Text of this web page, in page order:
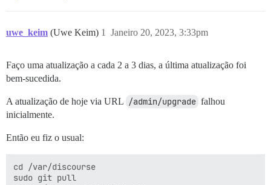
uwe_keim (Uwe Keim) Janeiro 20, 2023, 3:33pm
1
Faço uma atualização a cada 2 a 3 dias, a última atualização foi
bem-sucedida.
A atualização de hoje via URL /admin/upgrade falhou
inicialmente.
Então eu fiz o usual:
cd /var/discourse
sudo git pull